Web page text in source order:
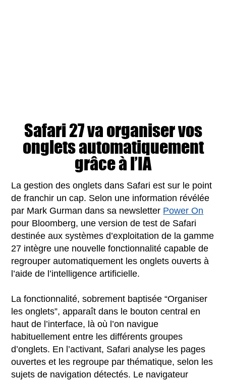
Safari 27 va organiser vos
onglets automatiquement
grâce à l’IA
La gestion des onglets dans Safari est sur le point
de franchir un cap. Selon une information révélée
par Mark Gurman dans sa newsletter Power On
pour Bloomberg, une version de test de Safari
destinée aux systèmes d’exploitation de la gamme
27 intègre une nouvelle fonctionnalité capable de
regrouper automatiquement les onglets ouverts à
l’aide de l’intelligence artificielle.
La fonctionnalité, sobrement baptisée “Organiser
les onglets”, apparaît dans le bouton central en
haut de l’interface, là où l’on navigue
habituellement entre les différents groupes
d’onglets. En l’activant, Safari analyse les pages
ouvertes et les regroupe par thématique, selon les
sujets de navigation détectés. Le navigateur